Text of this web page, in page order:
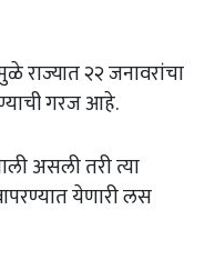
राज्यात २२ जनावरांचा
गरज आहे.
असली तरी त्या
येणारी लस